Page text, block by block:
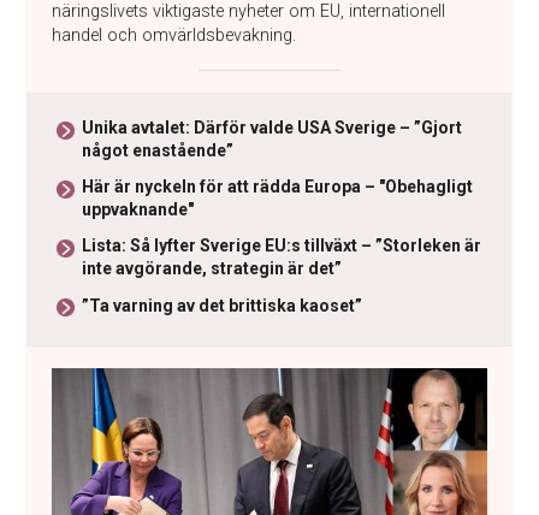
näringslivets viktigaste nyheter om EU, internationell
handel och omvärldsbevakning.
Unika avtalet: Därför valde USA Sverige – ”Gjort
något enastående”
Här är nyckeln för att rädda Europa – "Obehagligt
uppvaknande"
Lista: Så lyfter Sverige EU:s tillväxt – ”Storleken är
inte avgörande, strategin är det”
”Ta varning av det brittiska kaoset”